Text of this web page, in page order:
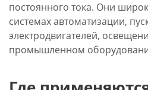
постоянного тока. Они
системах автоматизации,
электродвигателей,
промышленном